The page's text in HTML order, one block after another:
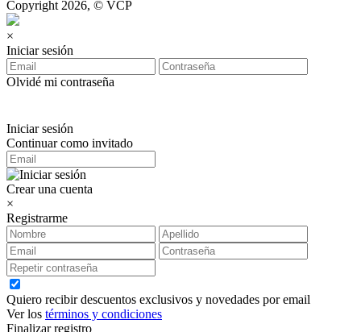
Copyright 2026, © VCP
×
Iniciar sesión
Olvidé mi contraseña
Iniciar sesión
Continuar como invitado
Crear una cuenta
×
Registrarme
Quiero recibir descuentos exclusivos y novedades por email
Ver los términos y condiciones
Finalizar registro